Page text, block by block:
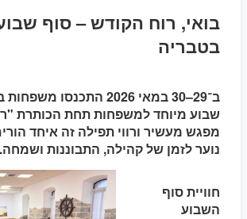
בואי, רוח הקודש – סוף
בטבריה
ב־29–30 במאי 2026 התכנסו
שבוע מיוחד למשפחות תחת הכותרת
מפגש מעשיר ורווי תפילה זה איחד
נוער לזמן של קהילה, התבוננות ושמחה.
חוויית סוף
השבוע